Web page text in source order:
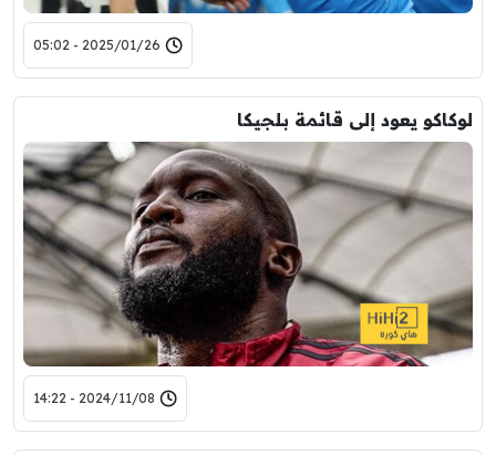
2025/01/26 - 05:02
لوكاكو يعود إلى قائمة بلجيكا
2024/11/08 - 14:22